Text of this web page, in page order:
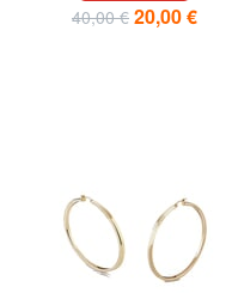
40,00 € 20,00 €